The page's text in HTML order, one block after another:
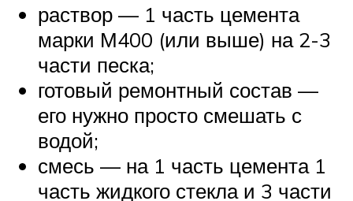
раствор — 1 часть цемента
марки М400 (или выше) на 2-3
части песка;
готовый ремонтный состав —
его нужно просто смешать с
водой;
смесь — на 1 часть цемента 1
часть жидкого стекла и 3 части